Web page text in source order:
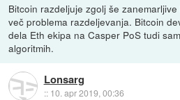
Bitcoin razdeljuje zgolj še
več problema razdeljevanja. Bitcoin
dela Eth ekipa na Casper PoS tudi
algoritmih.
Lonsarg
:: 10. apr 2019, 00:36